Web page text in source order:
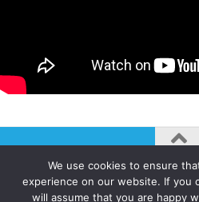
AUTOGIRO/el giro del arte actual ©
Rights
We use cookies to ensure
experience on our website. If you
will assume that you are happy